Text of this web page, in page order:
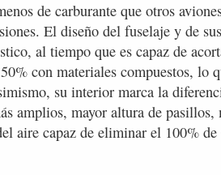
de carburante que otros
El diseño del fuselaje y de
al tiempo que es capaz de
con materiales compuestos, lo
su interior marca la
amplios, mayor altura de pasillos,
aire capaz de eliminar el 100%